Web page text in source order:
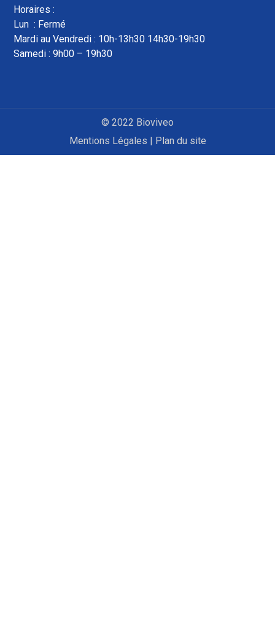
Horaires :
Lun : Fermé
Mardi au Vendredi : 10h-13h30 14h30-19h30
Samedi : 9h00 – 19h30
© 2022 Bioviveo
Mentions Légales | Plan du site